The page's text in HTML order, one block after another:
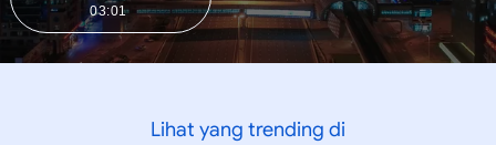
03:01
Lihat yang trending di